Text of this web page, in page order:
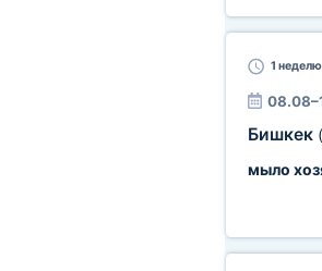
1 неделю
Бишкек
мыло